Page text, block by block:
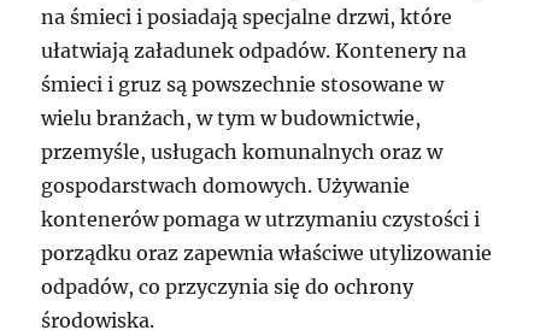
na śmieci i posiadają specjalne drzwi, które
ułatwiają załadunek odpadów. Kontenery na
śmieci i gruz są powszechnie stosowane w
wielu branżach, w tym w budownictwie,
przemyśle, usługach komunalnych oraz w
gospodarstwach domowych. Używanie
kontenerów pomaga w utrzymaniu czystości i
porządku oraz zapewnia właściwe utylizowanie
odpadów, co przyczynia się do ochrony
środowiska.